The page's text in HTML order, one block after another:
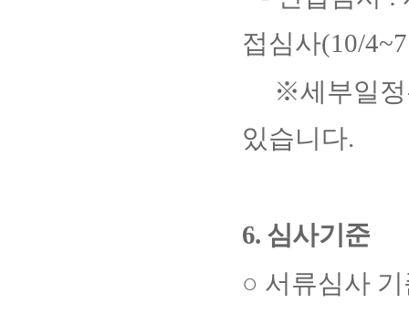
접심사(10/
※세부일
있습니다.
6. 심사기준
○ 서류심사